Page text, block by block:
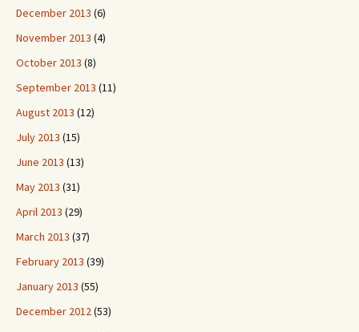
December 2013 (6)
November 2013 (4)
October 2013 (8)
September 2013 (11)
August 2013 (12)
July 2013 (15)
June 2013 (13)
May 2013 (31)
April 2013 (29)
March 2013 (37)
February 2013 (39)
January 2013 (55)
December 2012(53)